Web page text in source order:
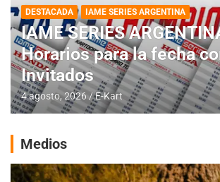
DESTACADA IAME SERIES ARGENTINA
IAME SERIES
Horarios para la fecha
Invitados
4 agosto, 2026 E-Kart
Medios